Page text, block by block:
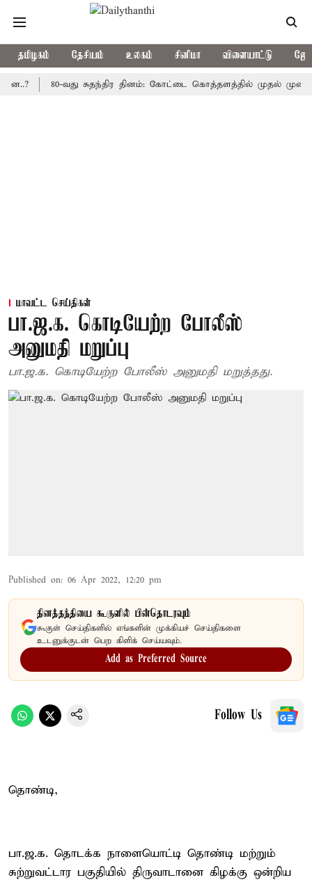
தமிழகம் தேசியம் உலகம் சினிமா விளையாட்டு
80-வது சுதந்திர தினம்: கோட்டை கொத்தளத்தில் முதல் முறையாக
மாவட்ட செய்திகள்
பா.ஜ.க. கொடியேற்ற போலீஸ்
அனுமதி மறுப்பு
பா.ஜ.க. கொடியேற்ற போலீஸ் அனுமதி மறுத்தது.
Published on: 06 Apr 2022, 12:20 pm
தினத்தந்தியை கூகுளில் பின்தொடரவும்
கூகுள் செய்திகளில் எங்களின் முக்கியச் செய்திகளை
உடனுக்குடன் பெற கிளிக் செய்யவும்.
Add as Preferred Source
Follow Us
தொண்டி,
பா.ஜ.க. தொடக்க நாளையொட்டி தொண்டி மற்றும்
சுற்றுவட்டார பகுதியில் திருவாடானை கிழக்கு ஒன்றிய